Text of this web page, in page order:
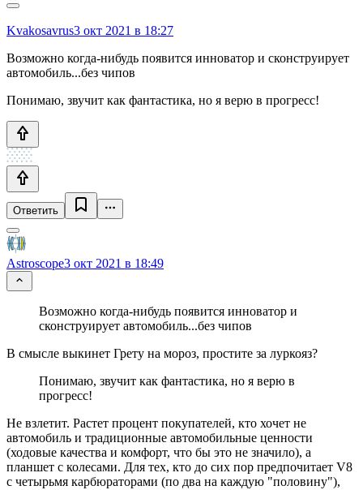
Kvakosavrus3 окт 2021 в 18:27
Возможно когда-нибудь появится инноватор и сконструирует
автомобиль...без чипов
Понимаю, звучит как фантастика, но я верю в прогресс!
Ответить
Astroscope3 окт 2021 в 18:49
Возможно когда-нибудь появится инноватор и
сконструирует автомобиль...без чипов
В смысле выкинет Грету на мороз, простите за луркояз?
Понимаю, звучит как фантастика, но я верю в
прогресс!
Не взлетит. Растет процент покупателей, кто хочет не
автомобиль и традиционные автомобильные ценности
(ходовые качества и комфорт, что бы это не значило), а
планшет с колесами. Для тех, кто до сих пор предпочитает V8
с четырьмя карбюраторами (по два на каждую "половину"),